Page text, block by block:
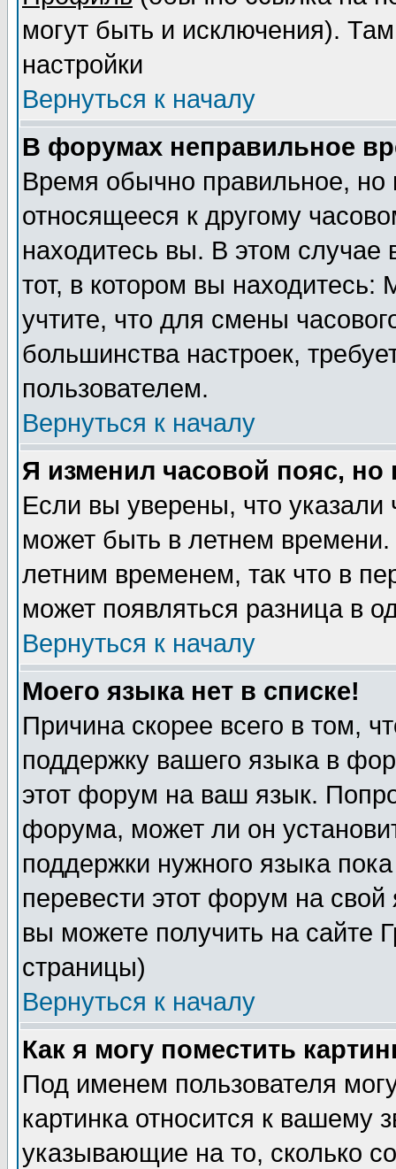
могут быть и исключения).
настройки
Вернуться к началу
В форумах неправильное
Время обычно правильное,
относящееся к другому
находитесь вы. В этом
тот, в котором вы
учтите, что для смены
большинства настроек,
пользователем.
Вернуться к началу
Я изменил часовой пояс,
Если вы уверены, что указали
может быть в летнем
летним временем, так что в
может появляться разница в
Вернуться к началу
Моего языка нет в списке!
Причина скорее всего в том,
поддержку вашего языка в
этот форум на ваш язык.
форума, может ли он
поддержки нужного языка
перевести этот форум на
вы можете получить на сайте
страницы)
Вернуться к началу
Как я могу поместить
Под именем пользователя
картинка относится к вашему
указывающие на то, сколько